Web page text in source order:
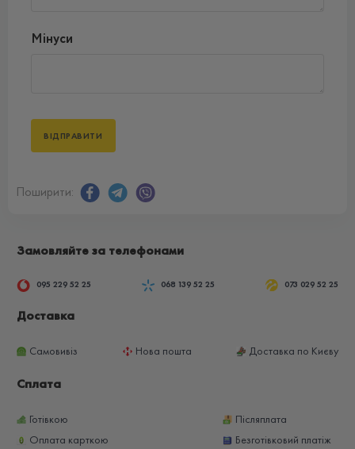
Мінуси
Поширити:
Замовляйте за телефонами
095 229 52 25 068 139 52 25 073 029 52 25
Доставка
Самовивіз Нова пошта Доставка по Києву
Сплата
Готівкою
Післяплата
Оплата карткою
Безготівковий платіж